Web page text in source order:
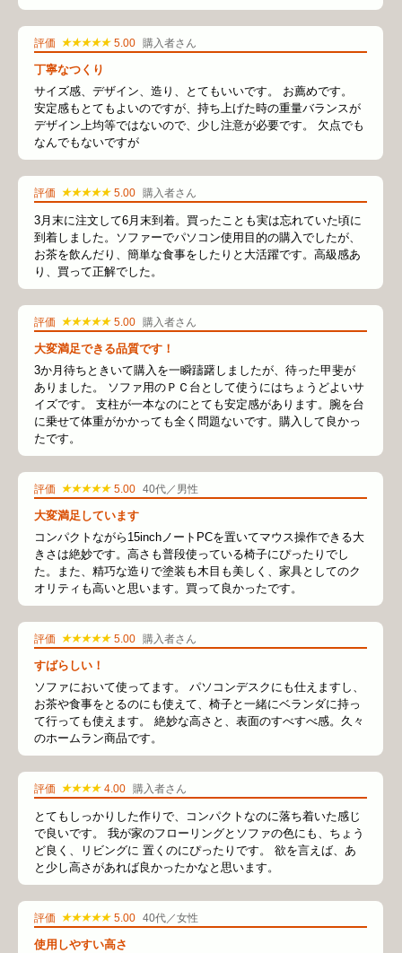
評価 ★★★★★ 5.00 購入者さん
丁寧なつくり
サイズ感、デザイン、造り、とてもいいです。 お薦めです。
安定感もとてもよいのですが、持ち上げた時の重量バランスが
デザイン上均等ではないので、少し注意が必要です。 欠点でも
なんでもないですが
評価 ★★★★★ 5.00 購入者さん
3月末に注文して6月末到着。買ったことも実は忘れていた頃に
到着しました。ソファーでパソコン使用目的の購入でしたが、
お茶を飲んだり、簡単な食事をしたりと大活躍です。高級感あ
り、買って正解でした。
評価 ★★★★★ 5.00 購入者さん
大変満足できる品質です！
3か月待ちときいて購入を一瞬躊躇しましたが、待った甲斐が
ありました。 ソファ用のＰＣ台として使うにはちょうどよいサ
イズです。 支柱が一本なのにとても安定感があります。腕を台
に乗せて体重がかかっても全く問題ないです。購入して良かっ
たです。
評価 ★★★★★ 5.00 40代／男性
大変満足しています
コンパクトながら15inchノートPCを置いてマウス操作できる大
きさは絶妙です。高さも普段使っている椅子にぴったりでし
た。また、精巧な造りで塗装も木目も美しく、家具としてのク
オリティも高いと思います。買って良かったです。
評価 ★★★★★ 5.00 購入者さん
すばらしい！
ソファにおいて使ってます。 パソコンデスクにも仕えますし、
お茶や食事をとるのにも使えて、椅子と一緒にベランダに持っ
て行っても使えます。 絶妙な高さと、表面のすべすべ感。久々
のホームラン商品です。
評価 ★★★★ 4.00 購入者さん
とてもしっかりした作りで、コンパクトなのに落ち着いた感じ
で良いです。 我が家のフローリングとソファの色にも、ちょう
ど良く、リビングに 置くのにぴったりです。 欲を言えば、あ
と少し高さがあれば良かったかなと思います。
評価 ★★★★★ 5.00 40代／女性
使用しやすい高さ